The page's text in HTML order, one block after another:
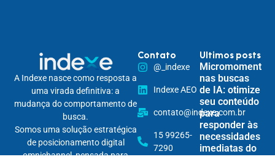
A Indexe nasce como resposta a
uma virada definitiva: a
mudança do comportamento de
busca.
Somos uma solução estratégica
de posicionamento digital
omnichannel, pensada para
Contato
@_indexe
Indexe AEO
contato@indexe.com.br
15 99265-
7290
Ultimos posts
Micromomentos
nas buscas
de IA: otimize
seu conteúdo
para
responder às
necessidades
imediatas do